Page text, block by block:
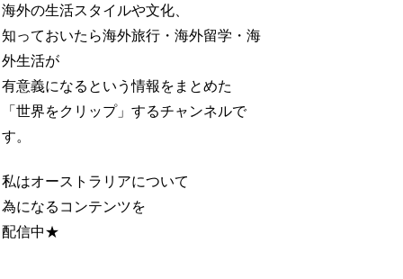
海外の生活スタイルや文化、
知っておいたら海外旅行・海外留学・海
外生活が
有意義になるという情報をまとめた
「世界をクリップ」するチャンネルで
す。
私はオーストラリアについて
為になるコンテンツを
配信中★